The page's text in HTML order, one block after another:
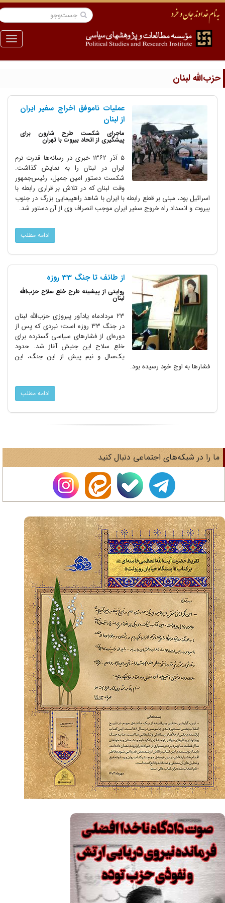
منو
لبنان
عملیات ناموفق اخراج سفیر ایران
از لبنان
ماجرای شکست طرح شارون برای
پیشگیری از اتحاد بیروت با تهران
۵ آذر ۱۳۶۲ خبری در رسانه‌ها قدرت نرم
ایران در لبنان را به نمایش گذاشت.
شکست دستور امین جمیل، رئیس‌جمهور
وقت لبنان که در تلاش بر قراری رابطه با
اسرائیل بود، مبنی بر قطع رابطه با ایران با شاهد راهپیمایی بزرگ در جنوب
بیروت و انسداد راه خروج سفیر ایران موجب انصراف وی از آن دستور شد.
ادامه مطلب
از طائف تا جنگ 33 روزه
روایتی از پیشینه طرح خلع سلاح حزب‌الله
لبنان
۲۳ مردادماه یادآور پیروزی حزب‌الله لبنان
در جنگ ۳۳ روزه است؛ نبردی که پس از
دوره‌ای از فشارهای سیاسی گسترده برای
خلع سلاح این جنبش آغاز شد. حدود
یک‌سال و نیم پیش از این جنگ، این
فشارها به اوج خود رسیده بود.
ادامه مطلب
را در شبکه‌های اجتماعی دنبال کنید